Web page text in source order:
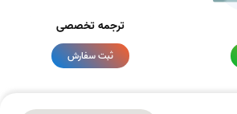
ترجمه تخصصی
ثبت سفارش